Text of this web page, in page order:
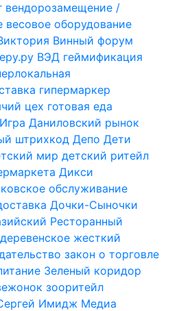
вендорозамещение /
весовое оборудование
Винный форум
ВЭД геймификация
гипермаркер
цех готовая еда
Даниловский рынок
штрихкод Депо Дети
мир детский ритейл
Дикси
обслуживание
Дочки-Сыночки
Ресторанный
жесткий
закон о торговле
Зеленый коридор
зооритейл
Имидж Медиа